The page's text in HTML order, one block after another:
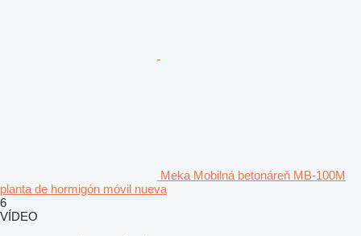
Meka Mobilná betonáreň MB-100M
planta de hormigón móvil nueva
6
VÍDEO